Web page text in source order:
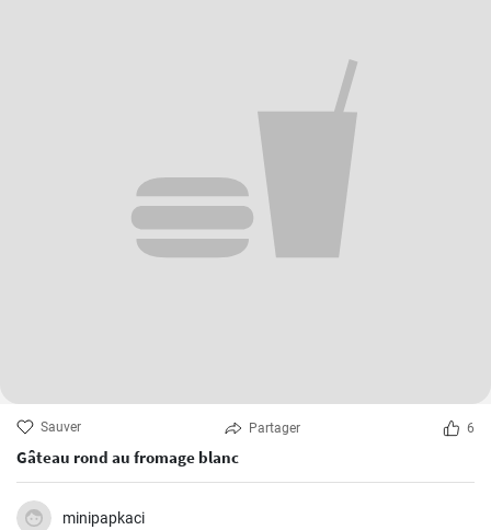
Sauver Partager 6
Gâteau rond au fromage blanc
minipapkaci